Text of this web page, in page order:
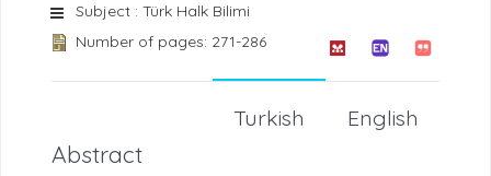
Subject : Türk Halk Bilimi
Number of pages: 271-286
English
Turkish
Abstract